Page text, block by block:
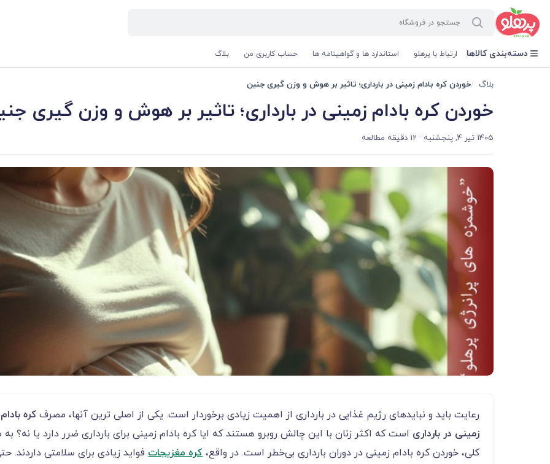
دسته‌بندی کالاها ارتباط با پرهلو استاندارد ها و گواهینامه ها حساب کاربری من بلاگ
بلاگ خوردن کره بادام زمینی در بارداری؛ تاثیر بر هوش و وزن گیری جنین
خوردن کره بادام زمینی در بارداری؛ تاثیر بر هوش و وزن گیری
1405 تیر 4, پنجشنبه · 12 دقیقه مطالعه
رعایت باید و نبایدهای رژیم غذایی در بارداری از اهمیت زیادی برخوردار است. یکی از اصلی ترین آنها، مصرف کره بادام
زمینی در بارداری است که اکثر زنان با این چالش روبرو هستند که ایا کره بادام زمینی برای بارداری ضرر دارد یا نه؟ به
کلی، خوردن کره بادام زمینی در دوران بارداری بی‌خطر است. در واقع،کره مغزیجات فواید زیادی برای سلامتی داردند.